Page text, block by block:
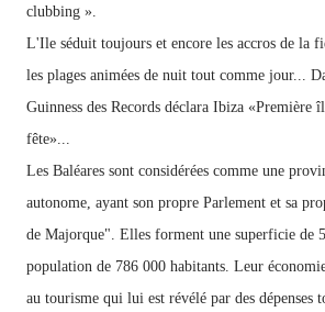
clubbing ».
L'Ile séduit toujours et encore les accros de la
les plages animées de nuit tout comme jour...
Guinness des Records déclara Ibiza «Première
fête»...
Les Baléares sont considérées comme une
autonome, ayant son propre Parlement et sa
de Majorque". Elles forment une superficie de
population de 786 000 habitants. Leur
au tourisme qui lui est révélé par des dépenses